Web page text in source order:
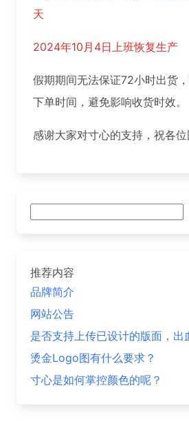
天
2024年10月4日上班恢复生产
假期期间无法保证72小时出货
下单时间，避免影响收货时效。
感谢大家对寸心的支持，祝各位
推荐内容
品牌简介
网站公告
是否支持上传已设计的版面，出
烫金Logo图有什么要求？
寸心是如何掌控颜色的呢？